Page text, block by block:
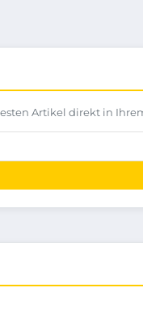
Artikel direkt in